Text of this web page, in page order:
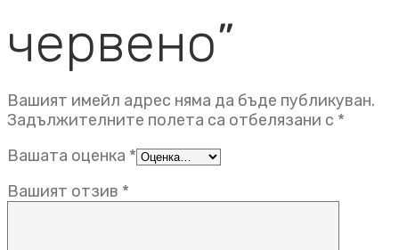
червено”
Вашият имейл адрес няма да бъде публикуван.
Задължителните полета са отбелязани с *
Вашата оценка *
Вашият отзив *